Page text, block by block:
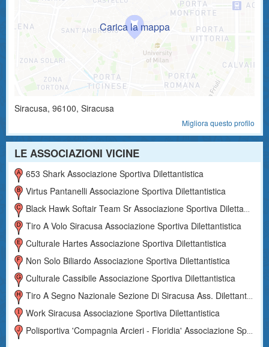
Siracusa, 96100, Siracusa
Migliora questo profilo
LE ASSOCIAZIONI VICINE
653 Shark Associazione Sportiva Dilettantistica
Virtus Pantanelli Associazione Sportiva Dilettantistica
Black Hawk Softair Team Sr Associazione Sportiva Dilettantistica
Tiro A Volo Siracusa Associazione Sportiva Dilettantistica
Culturale Hartes Associazione Sportiva Dilettantistica
Non Solo Biliardo Associazione Sportiva Dilettantistica
Culturale Cassibile Associazione Sportiva Dilettantistica
Tiro A Segno Nazionale Sezione Di Siracusa Ass. Dilettantistica
Work Siracusa Associazione Sportiva Dilettantistica
Polisportiva 'compagnia Arcieri - Floridia' Associazione Sportiva Dilettantistica